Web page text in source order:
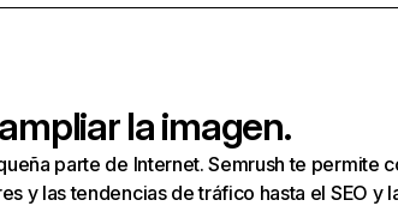
la imagen.
parte de Internet. Semrush te permite
y las tendencias de tráfico hasta el SEO y